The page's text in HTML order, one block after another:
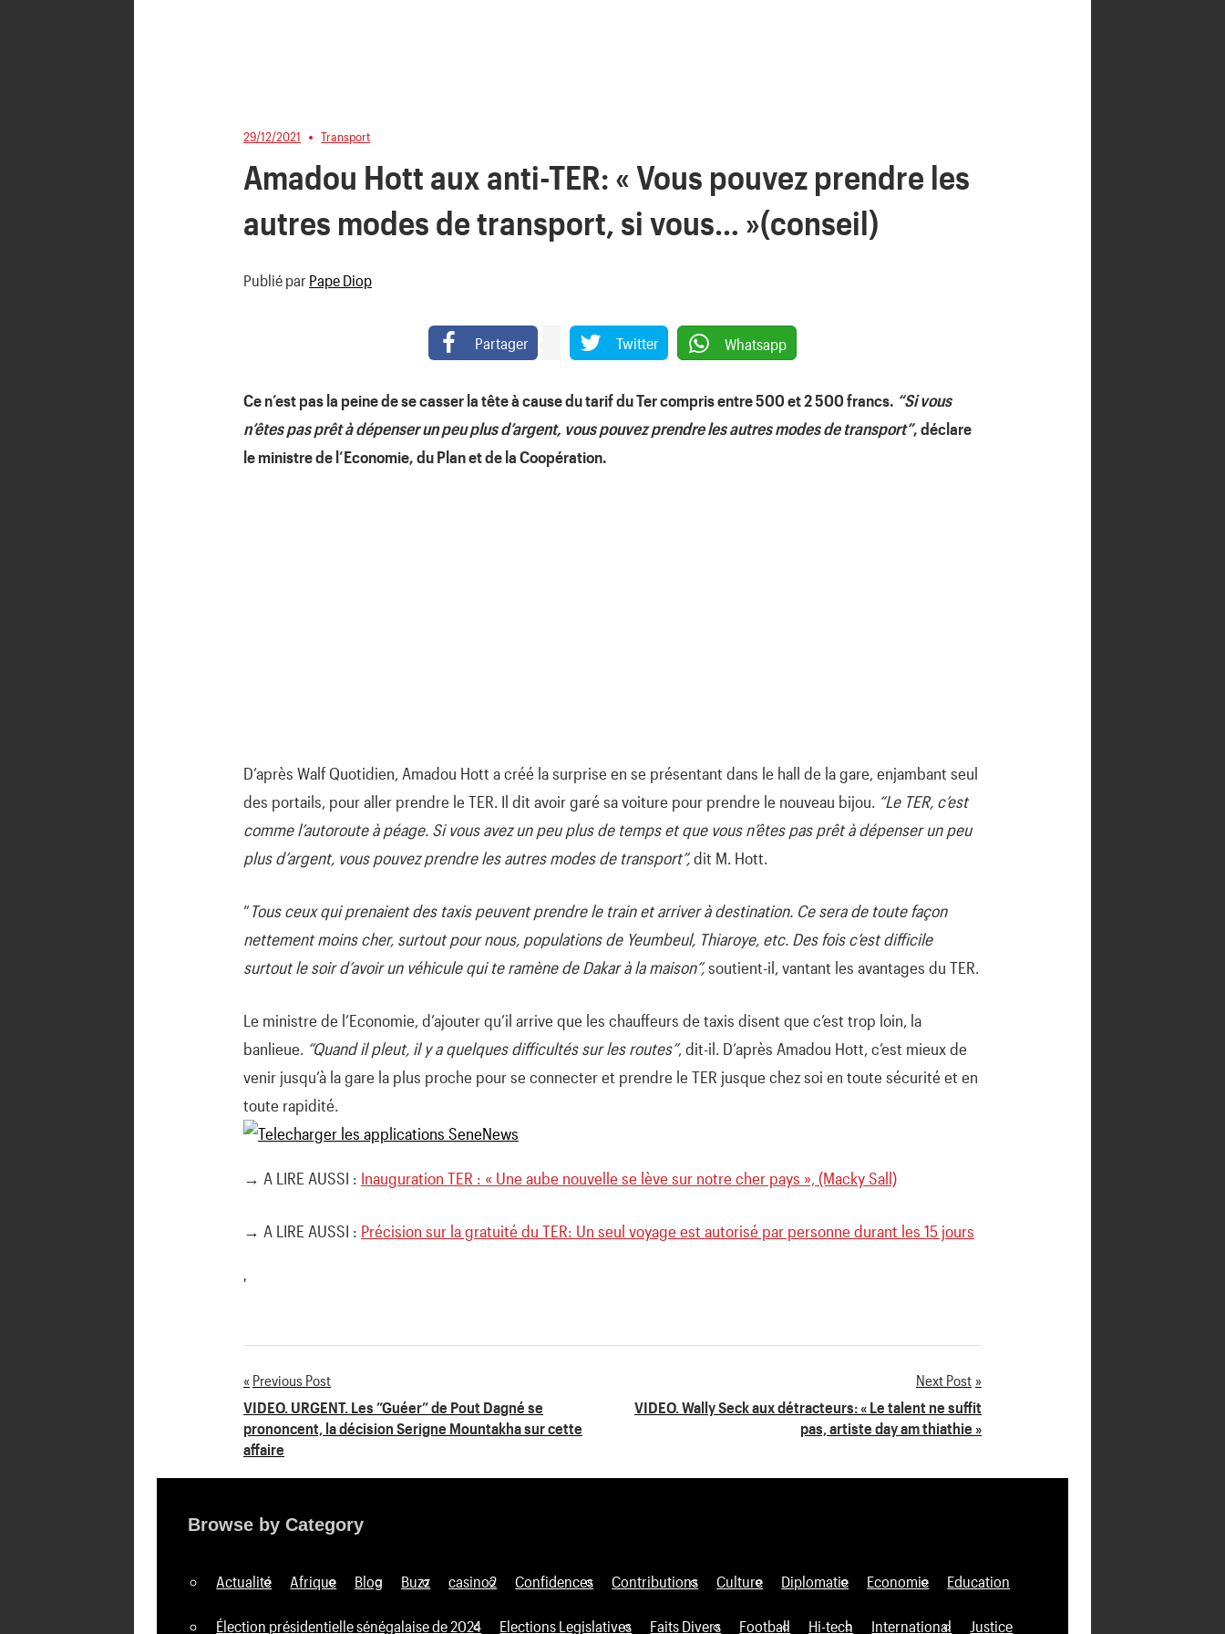
29/12/2021 Transport
Amadou Hott aux anti-TER: « Vous pouvez prendre les
autres modes de transport, si vous… »(conseil)
Publié par Pape Diop
Partager Twitter Whatsapp
Ce n’est pas la peine de se casser la tête à cause du tarif du Ter compris entre 500 et 2 500 francs. “Si vous
n’êtes pas prêt à dépenser un peu plus d’argent, vous pouvez prendre les autres modes de transport”, déclare
le ministre de l’Economie, du Plan et de la Coopération.
D’après Walf Quotidien, Amadou Hott a créé la surprise en se présentant dans le hall de la gare, enjambant seul
des portails, pour aller prendre le TER. Il dit avoir garé sa voiture pour prendre le nouveau bijou. “Le TER, c’est
comme l’autoroute à péage. Si vous avez un peu plus de temps et que vous n’êtes pas prêt à dépenser un peu
plus d’argent, vous pouvez prendre les autres modes de transport”,dit M. Hott.
“Tous ceux qui prenaient des taxis peuvent prendre le train et arriver à destination. Ce sera de toute façon
nettement moins cher, surtout pour nous, populations de Yeumbeul, Thiaroye, etc. Des fois c’est difficile
surtout le soir d’avoir un véhicule qui te ramène de Dakar à la maison”,soutient-il, vantant les avantages du TER.
Le ministre de l’Economie, d’ajouter qu’il arrive que les chauffeurs de taxis disent que c’est trop loin, la
banlieue. “Quand il pleut, il y a quelques difficultés sur les routes”, dit-il. D’après Amadou Hott, c’est mieux de
venir jusqu’à la gare la plus proche pour se connecter et prendre le TER jusque chez soi en toute sécurité et en
toute rapidité.
→ A LIRE AUSSI : Inauguration TER : « Une aube nouvelle se lève sur notre cher pays », (Macky Sall)
→ A LIRE AUSSI : Précision sur la gratuité du TER: Un seul voyage est autorisé par personne durant les 15 jours
'
Navigation
de
l’article
Previous Post
VIDEO. URGENT. Les ”Guéer” de Pout Dagné se
prononcent, la décision Serigne Mountakha sur cette
affaire
Next Post
VIDEO. Wally Seck aux détracteurs: « Le talent ne suffit
pas, artiste day am thiathie »
Browse by Category
Actualité Afrique Blog Buzz casino2 Confidences Contributions Culture Diplomatie Economie Education
Élection présidentielle sénégalaise de 2024 Elections Legislatives Faits Divers Football Hi-tech International Justice